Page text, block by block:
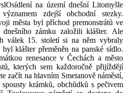
Osídlení na území dnešní Litomyšle
zdejší obchodní stezky.
města byl příchod premonstrátů ve
zámku založili klášter. Ale
válek 15. století si na něm vybraly
klášter přeměněn na panské sídlo.
renesance v Čechách a město
kterých sem každoročně přijíždějí
začít na hlavním Smetanově náměstí,
krámků, obchůdků s pečivem